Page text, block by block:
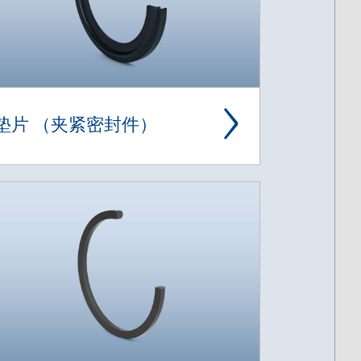
片 （夹紧密封件）